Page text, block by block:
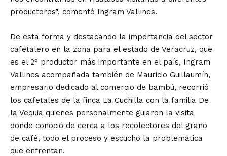
productores”, comentó Ingram Vallines.
De esta forma y destacando la importancia del sector
cafetalero en la zona para el estado de Veracruz, que
es el 2° productor más importante en el país, Ingram
Vallines acompañada también de Mauricio Guillaumín,
empresario dedicado al comercio de bambú, recorrió
los cafetales de la finca La Cuchilla con la familia De
la Vequia quienes personalmente guiaron la visita
donde conoció de cerca a los recolectores del grano
de café, todo el proceso y escuchó la problemática
que enfrentan.